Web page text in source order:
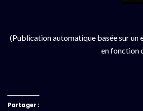
(Publication automatique basée sur un
en fonction
Partager :